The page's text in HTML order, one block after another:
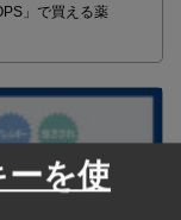
」で買える薬
を使